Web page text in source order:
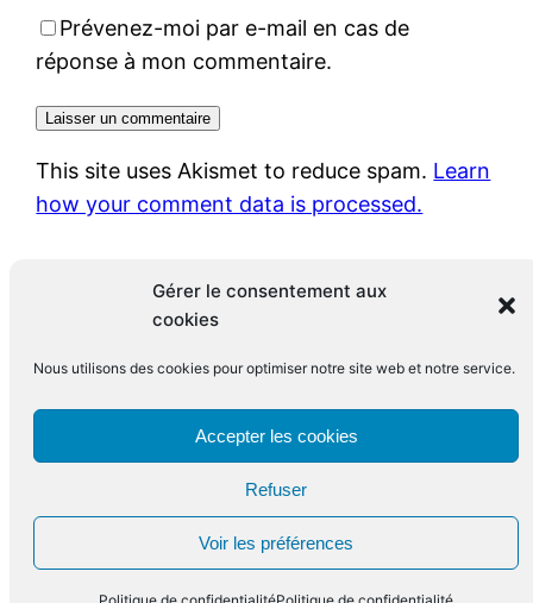
Gérer le consentement aux
cookies
Nous utilisons des cookies pour optimiser notre site web et notre service.
Accepter les cookies
Refuser
Voir les préférences
Prévenez-moi par e-mail en cas de
réponse à mon commentaire.
This site uses Akismet to reduce spam. Learn
how your comment data is processed.
Le blog de François Leclerc